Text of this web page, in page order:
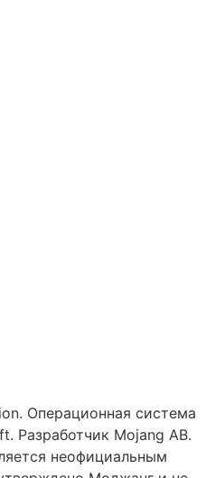
Операционная система
Разработчик Mojang AB.
неофициальным